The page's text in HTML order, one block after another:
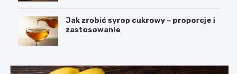
Jak zrobić syrop cukrowy – proporcje i
zastosowanie